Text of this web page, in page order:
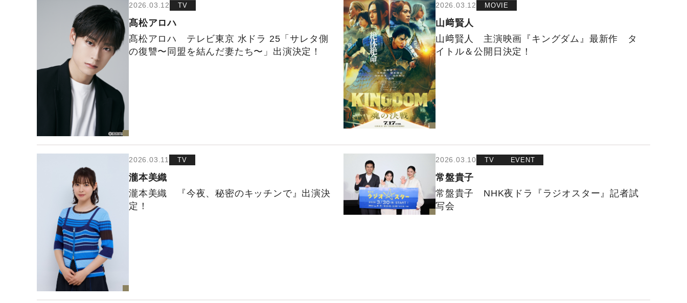
2026.03.12 TV
髙松アロハ
髙松アロハ テレビ東京 ⽔ドラ 25「サレタ側
の復讐〜同盟を結んだ妻たち〜」出演決定！
2026.03.12 MOVIE
山﨑賢人
山﨑賢人 主演映画『キングダム』最新作 タ
イトル＆公開日決定！
2026.03.11 TV
瀧本美織
瀧本美織 『今夜、秘密のキッチンで』出演決
定！
2026.03.10 TV EVENT
常盤貴子
常盤貴子 NHK夜ドラ『ラジオスター』記者試
写会